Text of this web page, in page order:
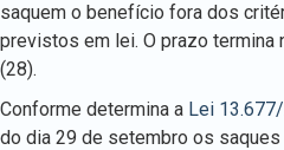
saquem o benefício fora dos
previstos em lei. O prazo termina
(28).
Conforme determina a Lei
do dia 29 de setembro os saques